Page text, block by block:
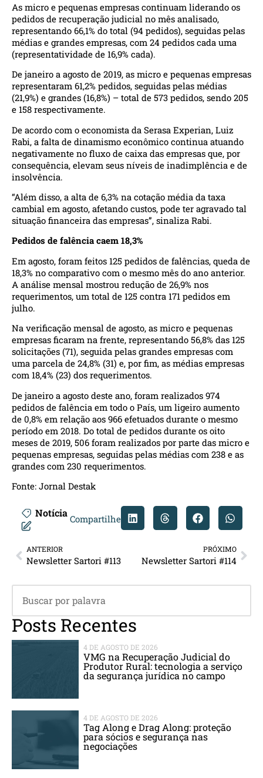
As micro e pequenas empresas continuam liderando os
pedidos de recuperação judicial no mês analisado,
representando 66,1% do total (94 pedidos), seguidas pelas
médias e grandes empresas, com 24 pedidos cada uma
(representatividade de 16,9% cada).
De janeiro a agosto de 2019, as micro e pequenas empresas
representaram 61,2% pedidos, seguidas pelas médias
(21,9%) e grandes (16,8%) – total de 573 pedidos, sendo 205
e 158 respectivamente.
De acordo com o economista da Serasa Experian, Luiz
Rabi, a falta de dinamismo econômico continua atuando
negativamente no fluxo de caixa das empresas que, por
consequência, elevam seus níveis de inadimplência e de
insolvência.
“Além disso, a alta de 6,3% na cotação média da taxa
cambial em agosto, afetando custos, pode ter agravado tal
situação financeira das empresas”, sinaliza Rabi.
Pedidos de falência caem 18,3%
Em agosto, foram feitos 125 pedidos de falências, queda de
18,3% no comparativo com o mesmo mês do ano anterior.
A análise mensal mostrou redução de 26,9% nos
requerimentos, um total de 125 contra 171 pedidos em
julho.
Na verificação mensal de agosto, as micro e pequenas
empresas ficaram na frente, representando 56,8% das 125
solicitações (71), seguida pelas grandes empresas com
uma parcela de 24,8% (31) e, por fim, as médias empresas
com 18,4% (23) dos requerimentos.
De janeiro a agosto deste ano, foram realizados 974
pedidos de falência em todo o País, um ligeiro aumento
de 0,8% em relação aos 966 efetuados durante o mesmo
período em 2018. Do total de pedidos durante os oito
meses de 2019, 506 foram realizados por parte das micro e
pequenas empresas, seguidas pelas médias com 238 e as
grandes com 230 requerimentos.
Fonte: Jornal Destak
Notícia Compartilhe
ANTERIOR
Newsletter Sartori #113
PRÓXIMO
Newsletter Sartori #114
Posts Recentes
4 DE AGOSTO DE 2026
VMG na Recuperação Judicial do
Produtor Rural: tecnologia a serviço
da segurança jurídica no campo
4 DE AGOSTO DE 2026
Tag Along e Drag Along: proteção
para sócios e segurança nas
negociações